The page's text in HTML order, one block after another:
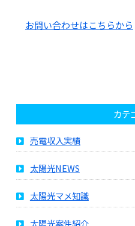
お問い合わせはこちらから
カテ
売電収入実績
太陽光NEWS
太陽光マメ知識
太陽光案件紹介